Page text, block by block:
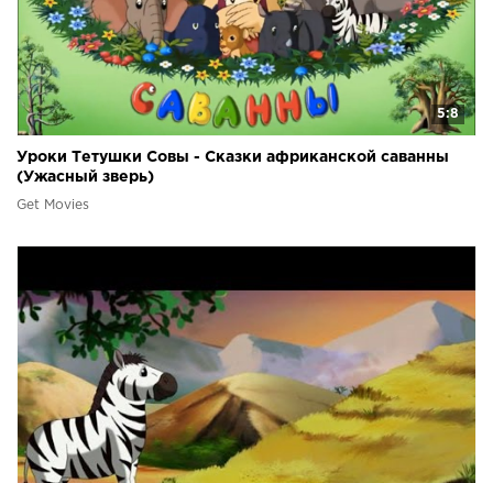
5:8
Уроки Тетушки Совы - Сказки африканской саванны
(Ужасный зверь)
Get Movies